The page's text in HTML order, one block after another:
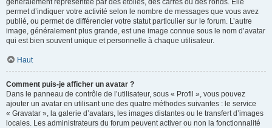
généralement représentée par des étoiles, des carrés ou des ronds. Elle
permet d’indiquer votre activité selon le nombre de messages que vous avez
publié, ou permet de différencier votre statut particulier sur le forum. L’autre
image, généralement plus grande, est une image connue sous le nom d’avatar
qui est bien souvent unique et personnelle à chaque utilisateur.
Haut
Comment puis-je afficher un avatar ?
Dans le panneau de contrôle de l’utilisateur, sous « Profil », vous pouvez
ajouter un avatar en utilisant une des quatre méthodes suivantes : le service
« Gravatar », la galerie d’avatars, les images distantes ou le transfert d’images
locales. Les administrateurs du forum peuvent activer ou non la fonctionnalité